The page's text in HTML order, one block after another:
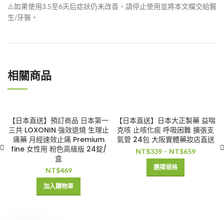
⚠️如果使用3.5至6天后症狀仍未改善，請停止使用並將本文檔交給醫
生/牙醫。
相關商品
【日本直送】預訂商品 日本第一
三共 LOXONIN 強效退燒 生理止
痛藥 月經速效止痛 Premium
fine 女性用 粉色高級版 24錠/
盒
NT$469
加入購物車
【日本直送】日本大正製藥 益喘
克咳 止咳化痰 呼吸困難 擴張支
氣管 24包 大阪實體藥妝店直送
NT$339 – NT$659
選擇規格